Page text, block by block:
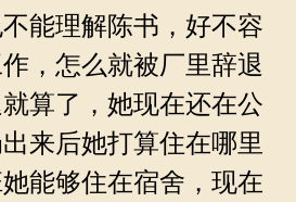
能理解陈书，好不容
，怎么就被厂里辞退
算了，她现在还在公
来后她打算住在哪里
能够住在宿舍，现在